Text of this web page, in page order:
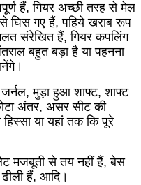
हैं, गियर अच्छी तरह से मेल
घिस गए हैं, पहिये खराब रूप
संरेखित हैं, गियर कपलिंग
बहुत बड़ा है या पहनना
मुड़ा हुआ शाफ्ट, शाफ्ट
अंतर, असर सीट की
या यहां तक ​​कि पूरे
मजबूती से तय नहीं हैं, बेस
हैं, आदि।